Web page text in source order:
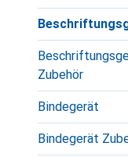
Zubehör
Bindegerät
Bindegerät